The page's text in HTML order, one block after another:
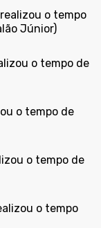
o tempo
Júnior)
o tempo de
o tempo de
o tempo de
o tempo